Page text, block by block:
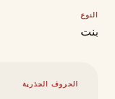
النوع
بنت
الحروف الجذرية